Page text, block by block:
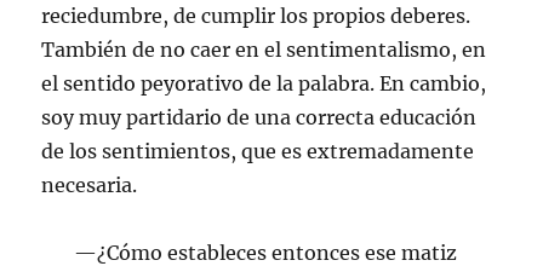
reciedumbre, de cumplir los propios deberes.
También de no caer en el sentimentalismo, en
el sentido peyorativo de la palabra. En cambio,
soy muy partidario de una correcta educación
de los sentimientos, que es extremadamente
necesaria.
—¿Cómo estableces entonces ese matiz